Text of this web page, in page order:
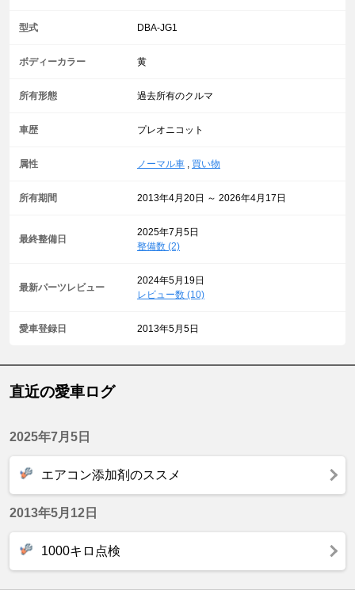
型式 DBA-JG1
ボディーカラー 黄
所有形態 過去所有のクルマ
車歴 プレオニコット
属性 ノーマル車 , 買い物
所有期間 2013年4月20日 ～ 2026年4月17日
最終整備日
2025年7月5日
整備数 (2)
最新パーツレビュー
2024年5月19日
レビュー数 (10)
愛車登録日 2013年5月5日
直近の愛車ログ
2025年7月5日
エアコン添加剤のススメ
2013年5月12日
1000キロ点検